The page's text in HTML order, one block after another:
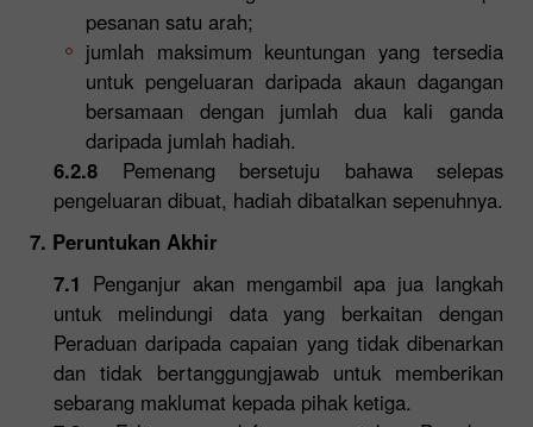
pesanan satu arah;
jumlah maksimum keuntungan yang tersedia
untuk pengeluaran daripada akaun dagangan
bersamaan dengan jumlah dua kali ganda
daripada jumlah hadiah.
6.2.8 Pemenang bersetuju bahawa selepas
pengeluaran dibuat, hadiah dibatalkan sepenuhnya.
7. Peruntukan Akhir
7.1 Penganjur akan mengambil apa jua langkah
untuk melindungi data yang berkaitan dengan
Peraduan daripada capaian yang tidak dibenarkan
dan tidak bertanggungjawab untuk memberikan
sebarang maklumat kepada pihak ketiga.